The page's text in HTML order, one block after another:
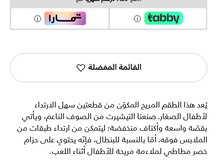
القائمة المفضلة
يُعد هذا الطقم المريح المكوّن من قطعتين سهل الارتداء
لأطفال الصغار. صنعنا التيشيرت من الصوف الناعم، ويأتي
بقصّة واسعة وأكتاف منخفضة؛ ليتمكن من ارتداء طبقات من
الملابس فوقه. أمّا بالنسبة للبنطال، فإنّه يحتوي على حزام
خصر مطاطي لملاءمة مريحة للأطفال أثناء اللعب.